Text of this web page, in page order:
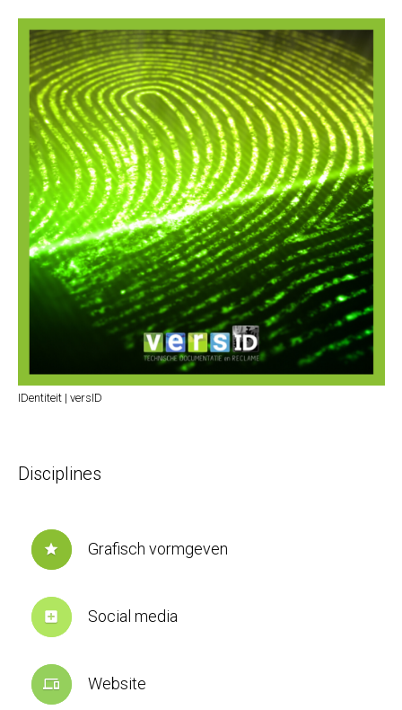
IDentiteit | versID
Disciplines
star Grafisch vormgeven
add_box Social media
devices Website